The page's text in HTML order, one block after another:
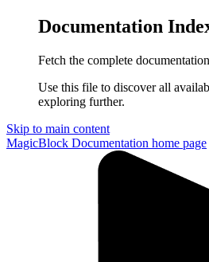
Documentation
Fetch the complete
Use this file to discover all
exploring further.
Skip to main content
MagicBlock Documentation home page